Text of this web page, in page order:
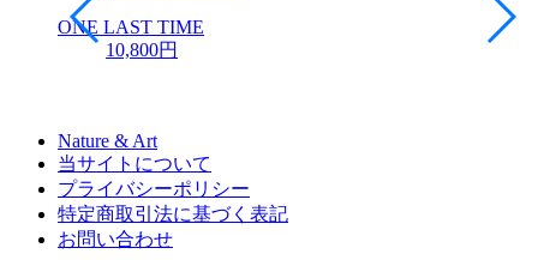
ONE LAST TIME
10,800円
Nature & Art
当サイトについて
プライバシーポリシー
特定商取引法に基づく表記
お問い合わせ